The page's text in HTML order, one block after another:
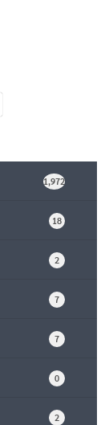
1,972
18
2
7
7
0
2